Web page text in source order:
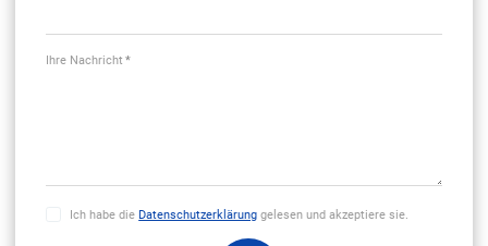
Ihre Nachricht *
Ich habe dieDatenschutzerklärung gelesen und akzeptiere sie.